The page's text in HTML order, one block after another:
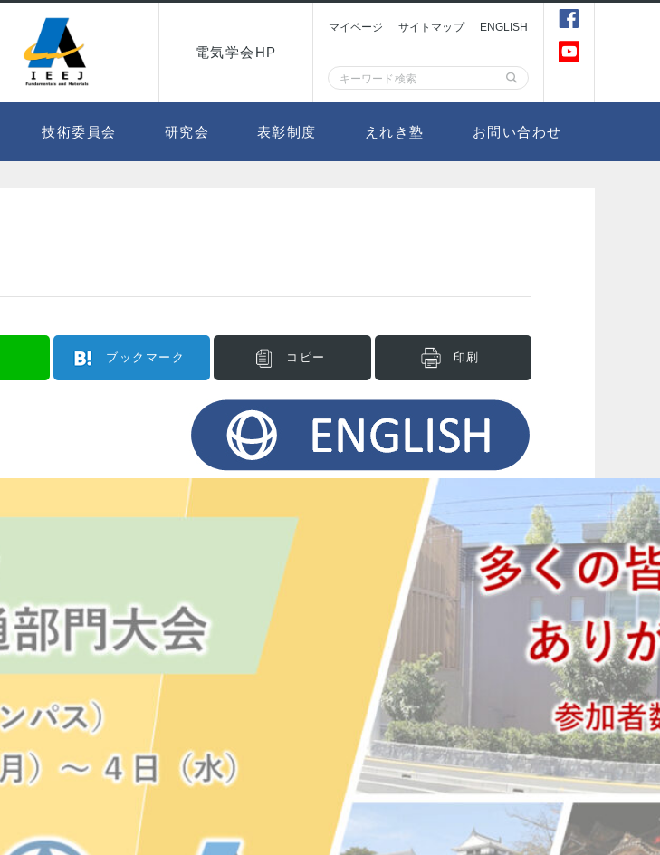
電気学会HP
マイページ サイトマップ ENGLISH
技術委員会 研究会 表彰制度 えれき塾 お問い合わせ
ブックマーク コピー 印刷